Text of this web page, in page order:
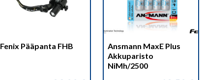
Fenix Pääpanta FHB
Ansmann MaxE Plus
Akkuparisto
NiMh/2500